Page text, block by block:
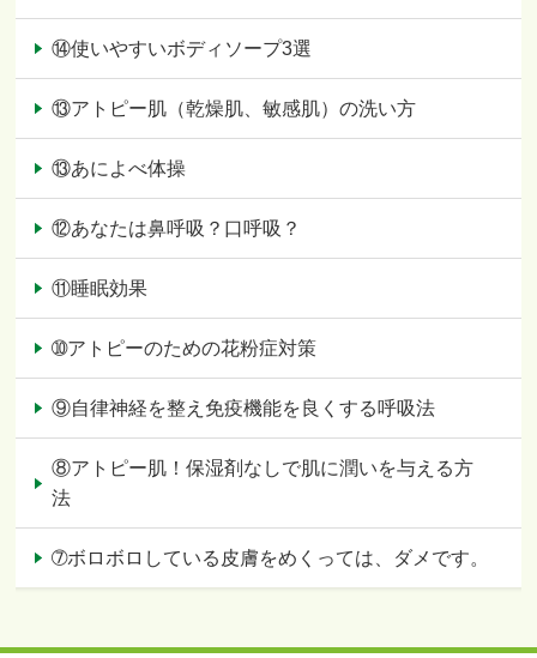
⑭使いやすいボディソープ3選
⑬アトピー肌（乾燥肌、敏感肌）の洗い方
⑬あによべ体操
⑫あなたは鼻呼吸？口呼吸？
⑪睡眠効果
➉アトピーのための花粉症対策
⑨自律神経を整え免疫機能を良くする呼吸法
⑧アトピー肌！保湿剤なしで肌に潤いを与える方
法
➆ボロボロしている皮膚をめくっては、ダメです。